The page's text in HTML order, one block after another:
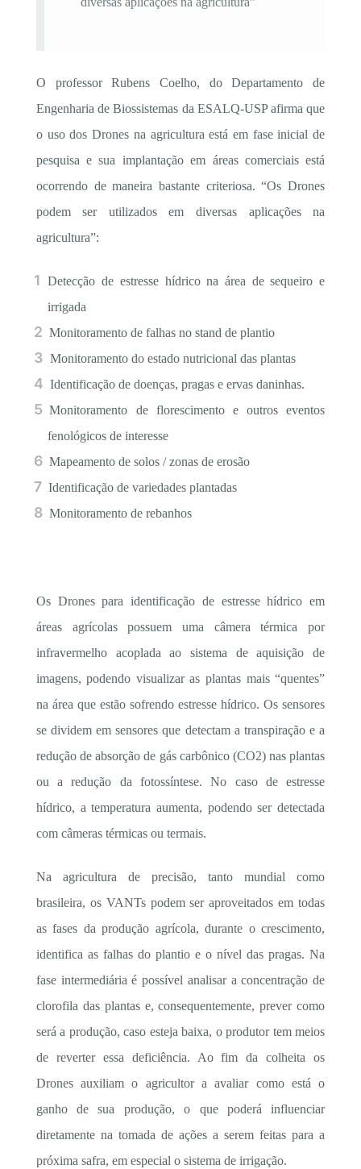
O professor Rubens Coelho, do Departamento de
Engenharia de Biossistemas da ESALQ-USP afirma que
o uso dos Drones na agricultura está em fase inicial de
pesquisa e sua implantação em áreas comerciais está
ocorrendo de maneira bastante criteriosa. “Os Drones
podem ser utilizados em diversas aplicações na
agricultura”:
Detecção de estresse hídrico na área de sequeiro e
irrigada
Monitoramento de falhas no stand de plantio
Monitoramento do estado nutricional das plantas
Identificação de doenças, pragas e ervas daninhas.
Monitoramento de florescimento e outros eventos
fenológicos de interesse
Mapeamento de solos / zonas de erosão
Identificação de variedades plantadas
Monitoramento de rebanhos
Os Drones para identificação de estresse hídrico em
áreas agrícolas possuem uma câmera térmica por
infravermelho acoplada ao sistema de aquisição de
imagens, podendo visualizar as plantas mais “quentes”
na área que estão sofrendo estresse hídrico. Os sensores
se dividem em sensores que detectam a transpiração e a
redução de absorção de gás carbônico (CO2) nas plantas
ou a redução da fotossíntese. No caso de estresse
hídrico, a temperatura aumenta, podendo ser detectada
com câmeras térmicas ou termais.
Na agricultura de precisão, tanto mundial como
brasileira, os VANTs podem ser aproveitados em todas
as fases da produção agrícola, durante o crescimento,
identifica as falhas do plantio e o nível das pragas. Na
fase intermediária é possível analisar a concentração de
clorofila das plantas e, consequentemente, prever como
será a produção, caso esteja baixa, o produtor tem meios
de reverter essa deficiência. Ao fim da colheita os
Drones auxiliam o agricultor a avaliar como está o
ganho de sua produção, o que poderá influenciar
diretamente na tomada de ações a serem feitas para a
próxima safra, em especial o sistema de irrigação.